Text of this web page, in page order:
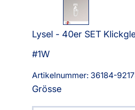
Lysel - 40er SET
#1W
Artikelnummer: 36184-
Grösse